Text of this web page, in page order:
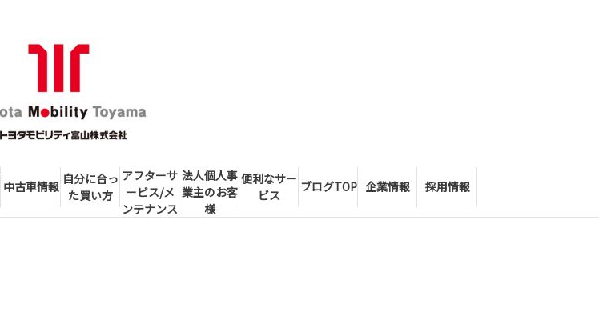
中古車情報 自分に合っ
た買い方
アフターサ
ービス/メ
ンテナンス
法人個人事
業主のお客
様
便利なサー
ビス
ブログTOP 企業情報 採用情報